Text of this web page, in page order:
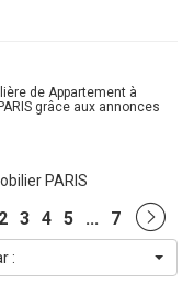
de Appartement à
grâce aux annonces
PARIS
2 3 4 5 ... 7
: